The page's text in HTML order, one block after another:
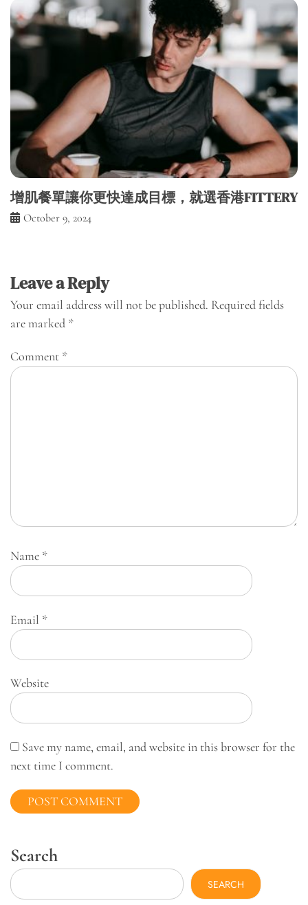
增肌餐單讓你更快達成目標，就選香港FITTERY
October 9, 2024
Leave a Reply
Your email address will not be published. Required fields
are marked *
Comment *
Name *
Email *
Website
Save my name, email, and website in this browser for the
next time I comment.
Search
SEARCH